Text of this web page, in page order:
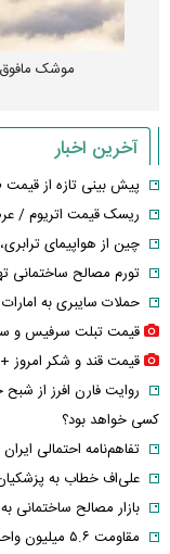
موشک مافوق
آخرین اخبار
پیش بینی تازه از قیمت طلا و
ریسک قیمت اتریوم /
چین از هواپیمای
تورم مصالح ساختمانی تهران از ۱۰۰
حملات سایبری به امارات
قیمت تبلت سرفیس و
قیمت قند و شکر امروز
روایت فارن افرز از
کسی خواهد بود؟
تفاهم‌نامه احتمالی
علی‌اف خطاب به
بازار مصالح
مقاومت ۵.۶ میلیون واحدی شاخص کل شکسته شد + جدول